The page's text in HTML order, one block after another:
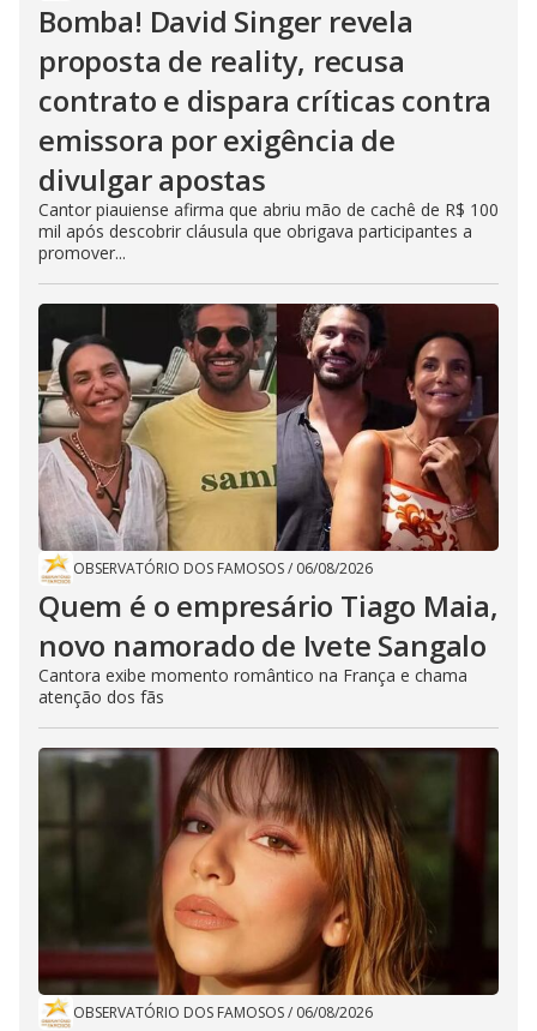
Bomba! David Singer revela
proposta de reality, recusa
contrato e dispara críticas contra
emissora por exigência de
divulgar apostas
Cantor piauiense afirma que abriu mão de cachê de R$ 100
mil após descobrir cláusula que obrigava participantes a
promover...
OBSERVATÓRIO DOS FAMOSOS/ 06/08/2026
Quem é o empresário Tiago Maia,
novo namorado de Ivete Sangalo
Cantora exibe momento romântico na França e chama
atenção dos fãs
OBSERVATÓRIO DOS FAMOSOS/ 06/08/2026